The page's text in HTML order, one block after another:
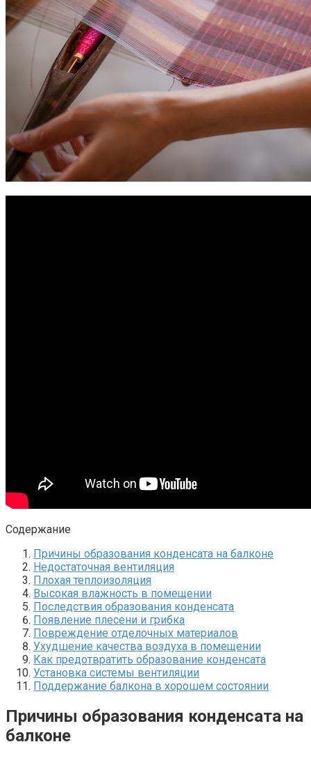
Содержание
Причины образования конденсата на балконе
Недостаточная вентиляция
Плохая теплоизоляция
Высокая влажность в помещении
Последствия образования конденсата
Появление плесени и грибка
Повреждение отделочных материалов
Ухудшение качества воздуха в помещении
Как предотвратить образование конденсата
Установка системы вентиляции
Поддержание балкона в хорошем состоянии
Причины образования конденсата на
балконе